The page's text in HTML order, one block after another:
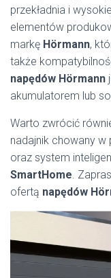
przekładnia i
elementów
markę Hörmann,
także
napędów Hörmann
akumulatorem lub
Warto zwrócić
nadajnik chowany
oraz system
SmartHome.
ofertą napędów